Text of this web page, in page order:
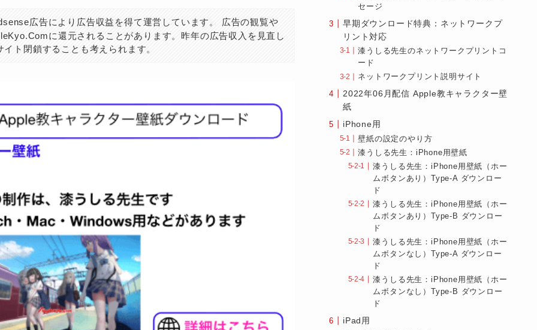
広告により広告収益を得て運営しています。 広告の観覧や
に還元されることがあります。昨年の広告収入を見直し
ト閉鎖することも考えられます。
セージ
早期ダウンロード特典：ネットワークプ
リント対応
漆うしる先生のネットワークプリントコ
ード
ネットワークプリント説明サイト
2022年06月配信 Apple教キャラクター壁
紙
iPhone用
壁紙の設定のやり方
漆うしる先生：iPhone用壁紙
漆うしる先生：iPhone用壁紙（ホー
ムボタンあり）Type-A ダウンロー
ド
漆うしる先生：iPhone用壁紙（ホー
ムボタンあり）Type-B ダウンロー
ド
漆うしる先生：iPhone用壁紙（ホー
ムボタンなし）Type-A ダウンロー
ド
漆うしる先生：iPhone用壁紙（ホー
ムボタンなし）Type-B ダウンロー
ド
iPad用